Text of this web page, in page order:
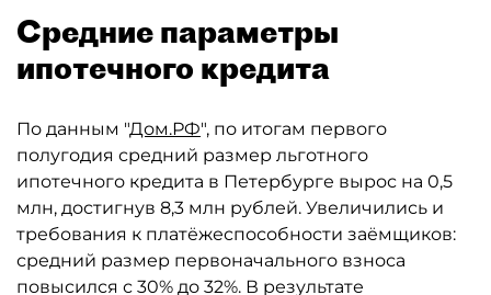
Средние параметры
ипотечного кредита
По данным "Дом.РФ", по итогам первого
полугодия средний размер льготного
ипотечного кредита в Петербурге вырос на 0,5
млн, достигнув 8,3 млн рублей. Увеличились и
требования к платёжеспособности заёмщиков:
средний размер первоначального взноса
повысился с 30% до 32%. В результате